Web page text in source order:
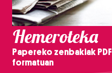
Hemeroteka
Papereko zenbakiak PDF
formatuan